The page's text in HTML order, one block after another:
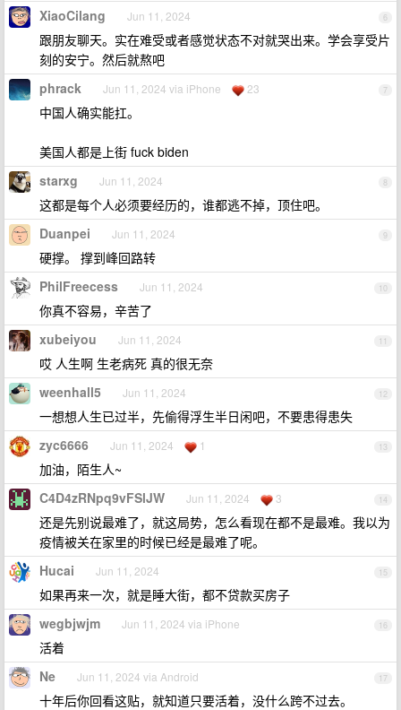
6
XiaoCilang Jun 11, 2024
跟朋友聊天。实在难受或者感觉状态不对就哭出来。学会享受片
刻的安宁。然后就熬吧
7
phrack Jun 11, 2024 via iPhone 23
中国人确实能扛。
美国人都是上街 fuck biden
8
starxg Jun 11, 2024
这都是每个人必须要经历的，谁都逃不掉，顶住吧。
9
Duanpei Jun 11, 2024
硬撑。 撑到峰回路转
10
PhilFreecess Jun 11, 2024
你真不容易，辛苦了
11
xubeiyou Jun 11, 2024
哎 人生啊 生老病死 真的很无奈
12
weenhall5 Jun 11, 2024
一想想人生已过半，先偷得浮生半日闲吧，不要患得患失
13
zyc6666 Jun 11, 2024 1
加油，陌生人~
14
C4D4zRNpq9vFSlJW Jun 11, 2024 3
还是先别说最难了，就这局势，怎么看现在都不是最难。我以为
疫情被关在家里的时候已经是最难了呢。
15
Hucai Jun 11, 2024
如果再来一次，就是睡大街，都不贷款买房子
16
wegbjwjm Jun 11, 2024 via iPhone
活着
17
Ne Jun 11, 2024 via Android
十年后你回看这贴，就知道只要活着，没什么跨不过去。